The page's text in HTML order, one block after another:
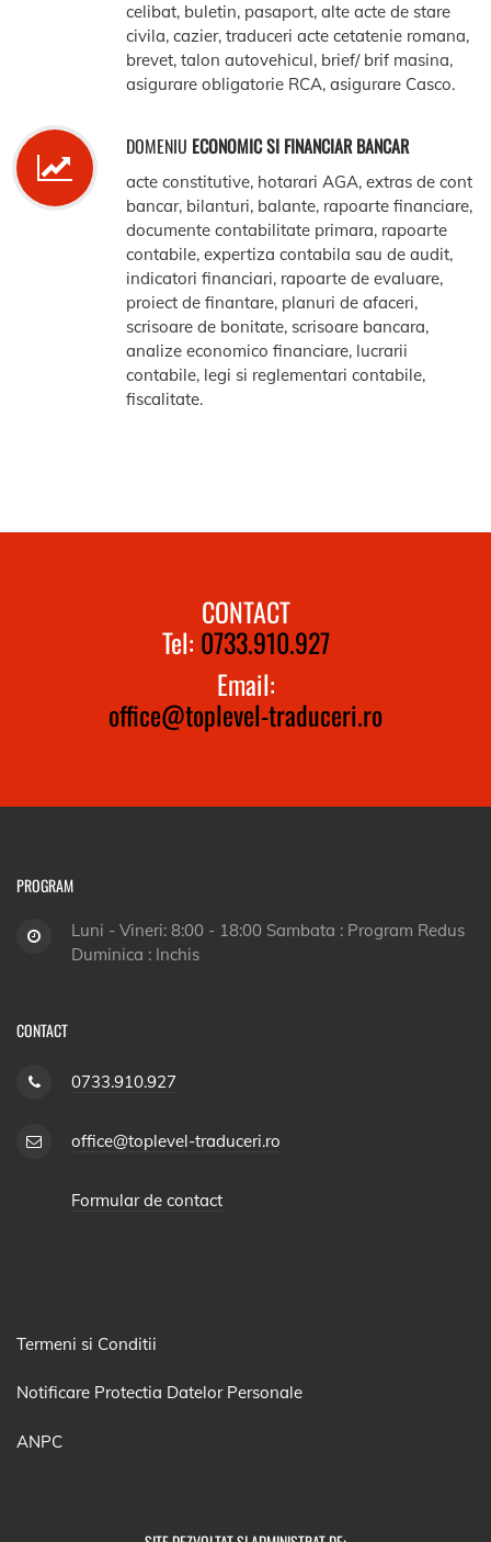
celibat, buletin, pasaport, alte acte de stare
civila, cazier, traduceri acte cetatenie romana,
brevet, talon autovehicul, brief/ brif masina,
asigurare obligatorie RCA, asigurare Casco.
DOMENIU ECONOMIC SI FINANCIAR BANCAR
acte constitutive, hotarari AGA, extras de cont
bancar, bilanturi, balante, rapoarte financiare,
documente contabilitate primara, rapoarte
contabile, expertiza contabila sau de audit,
indicatori financiari, rapoarte de evaluare,
proiect de finantare, planuri de afaceri,
scrisoare de bonitate, scrisoare bancara,
analize economico financiare, lucrarii
contabile, legi si reglementari contabile,
fiscalitate.
CONTACT
Tel: 0733.910.927
Email:
office@toplevel-traduceri.ro
PROGRAM
Luni - Vineri: 8:00 - 18:00 Sambata : Program Redus
Duminica : Inchis
CONTACT
0733.910.927
office@toplevel-traduceri.ro
Formular de contact
Termeni si Conditii
Notificare Protectia Datelor Personale
ANPC